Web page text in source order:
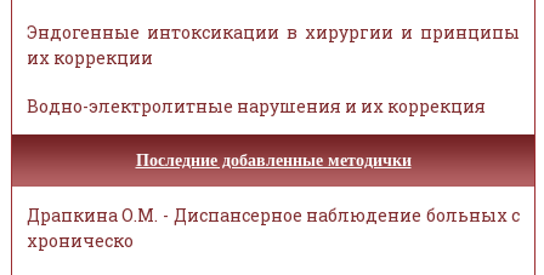
Эндогенные интоксикации в хирургии и принципы
их коррекции
Водно-электролитные нарушения и их коррекция
Последние добавленные методички
Драпкина О.М. - Диспансерное наблюдение больных с
хроническо